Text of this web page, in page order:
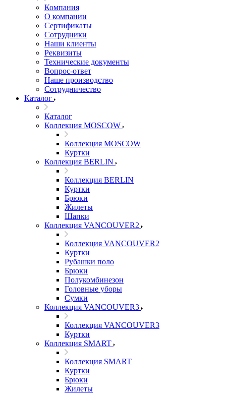
Компания
О компании
Сертификаты
Сотрудники
Наши клиенты
Реквизиты
Технические документы
Вопрос-ответ
Наше производство
Сотрудничество
Каталог
Каталог
Коллекция MOSCOW
Коллекция MOSCOW
Куртки
Коллекция BERLIN
Коллекция BERLIN
Куртки
Брюки
Жилеты
Шапки
Коллекция VANCOUVER2
Коллекция VANCOUVER2
Куртки
Рубашки поло
Брюки
Полукомбинезон
Головные уборы
Сумки
Коллекция VANCOUVER3
Коллекция VANCOUVER3
Куртки
Коллекция SMART
Коллекция SMART
Куртки
Брюки
Жилеты